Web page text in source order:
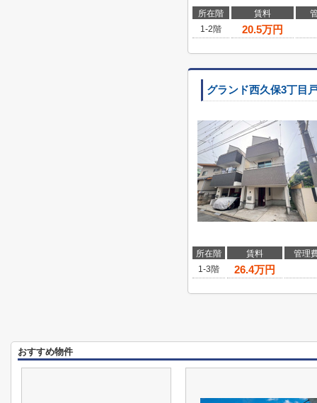
所在階 賃料
1-2階
20.5万円
グランド西久保3丁目
所在階 賃料
管理
1-3階
26.4万円
おすすめ物件